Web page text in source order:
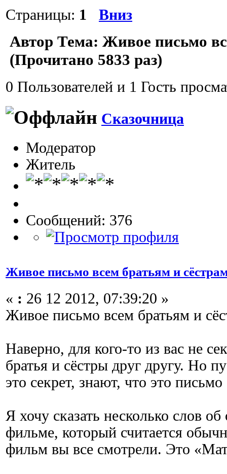
Страницы: 1 Вниз
Автор Тема: Живое письмо
(Прочитано 5833 раз)
0 Пользователей и 1 Гость
Сказочница
Модератор
Житель
Сообщений: 376
Живое письмо всем братьям и
« : 26 12 2012, 07:39:20 »
Живое письмо всем братьям и
Наверно, для кого-то из вас не
братья и сёстры друг другу. Но
это секрет, знают, что это
Я хочу сказать несколько слов
фильме, который считается
фильм вы все смотрели. Это